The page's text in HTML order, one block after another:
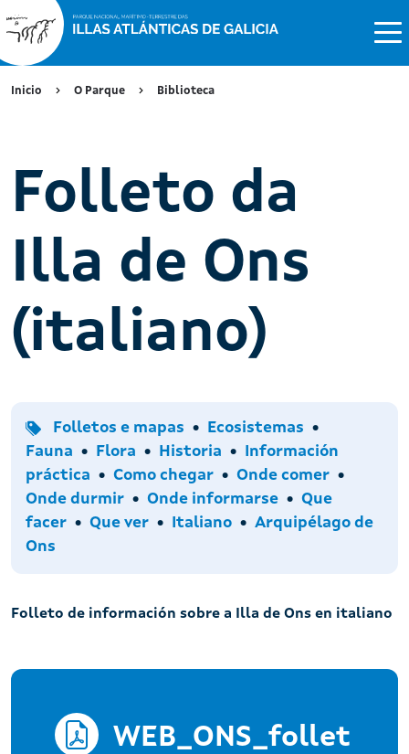
Inicio O Parque Biblioteca
Folleto da
Illa de Ons
(italiano)
Tipo
Folletos e mapas Temas
Ecosistemas
Fauna
Flora Historia
Información
práctica
Accións
Como chegar
Onde comer
Onde durmir
Onde informarse
Que
facer
Que ver Idiomas
Italiano Arquipélagos
Arquipélago de
Ons
Folleto de información sobre a Illa de Ons en italiano
WEB_ONS_follet